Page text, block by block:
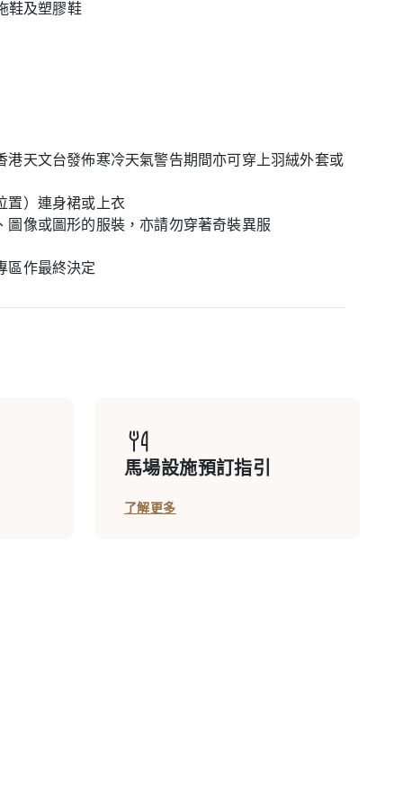
鞋及塑膠鞋
天文台發佈寒冷天氣警告期間亦可穿上羽絨外套或
置）連身裙或上衣
像或圖形的服裝，亦請勿穿著奇裝異服
區作最終決定
馬場設施預訂指引
了解更多